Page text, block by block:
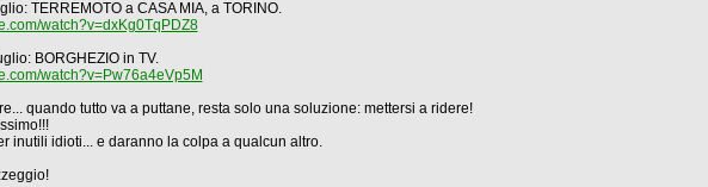
TERREMOTO a CASA MIA, a TORINO.
watch?v=dxKg0TqPDZ8
BORGHEZIO in TV.
watch?v=Pw76a4eVp5M
quando tutto va a puttane, resta solo una soluzione: mettersi a ridere!
inutili idioti... e daranno la colpa a qualcun altro.